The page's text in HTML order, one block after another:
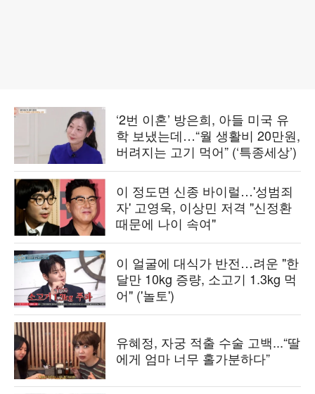
‘2번 이혼’ 방은희, 아들 미국 유
학 보냈는데…“월 생활비 20만원,
버려지는 고기 먹어” (‘특종세상’)
이 정도면 신종 바이럴…'성범죄
자' 고영욱, 이상민 저격 "신정환
때문에 나이 속여"
이 얼굴에 대식가 반전…려운 "한
달만 10kg 증량, 소고기 1.3kg 먹
어" ('놀토')
유혜정, 자궁 적출 수술 고백...“딸
에게 엄마 너무 홀가분하다”